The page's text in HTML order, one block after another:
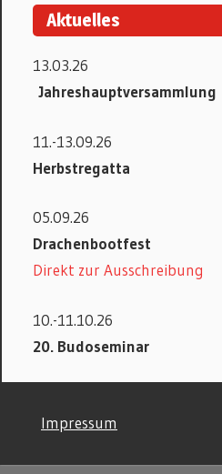
Aktuelles
13.03.26
Jahreshauptversammlung
11.-13.09.26
Herbstregatta
05.09.26
Drachenbootfest
Direkt zur Ausschreibung
10.-11.10.26
20. Budoseminar
Impressum